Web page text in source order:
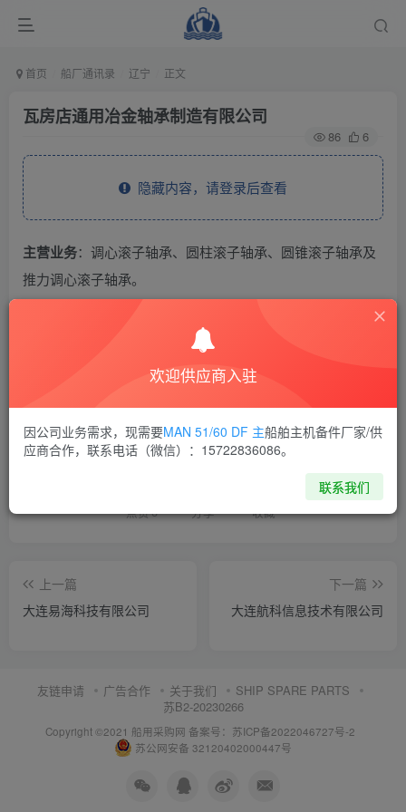
首页 船厂通讯录 辽宁 正文
瓦房店通用冶金轴承制造有限公司
86 6
隐藏内容，请登录后查看
主营业务：调心滚子轴承、圆柱滚子轴承、圆锥滚子轴承及
推力调心滚子轴承。
THE END
辽宁
喜欢就支持一下吧
点赞6 分享 收藏
上一篇
大连易海科技有限公司
下一篇
大连航科信息技术有限公司
友链申请 广告合作 关于我们
SHIP SPARE PARTS
苏B2-20230266
Copyright ©2021 船用采购网 备案号：苏ICP备2022046727号-2
苏公网安备 32120402000447号
欢迎供应商入驻
因公司业务需求，现需要MAN 51/60 DF 主船舶主机备件厂家/供
应商合作，联系电话（微信）：15722836086。
联系我们